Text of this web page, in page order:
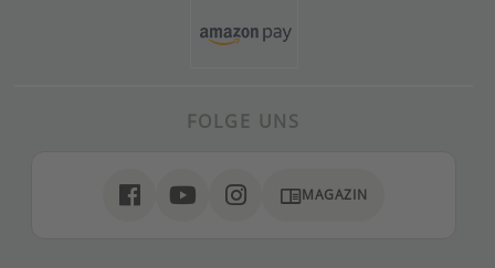
FOLGE UNS
chrome_reader_modeMAGAZIN